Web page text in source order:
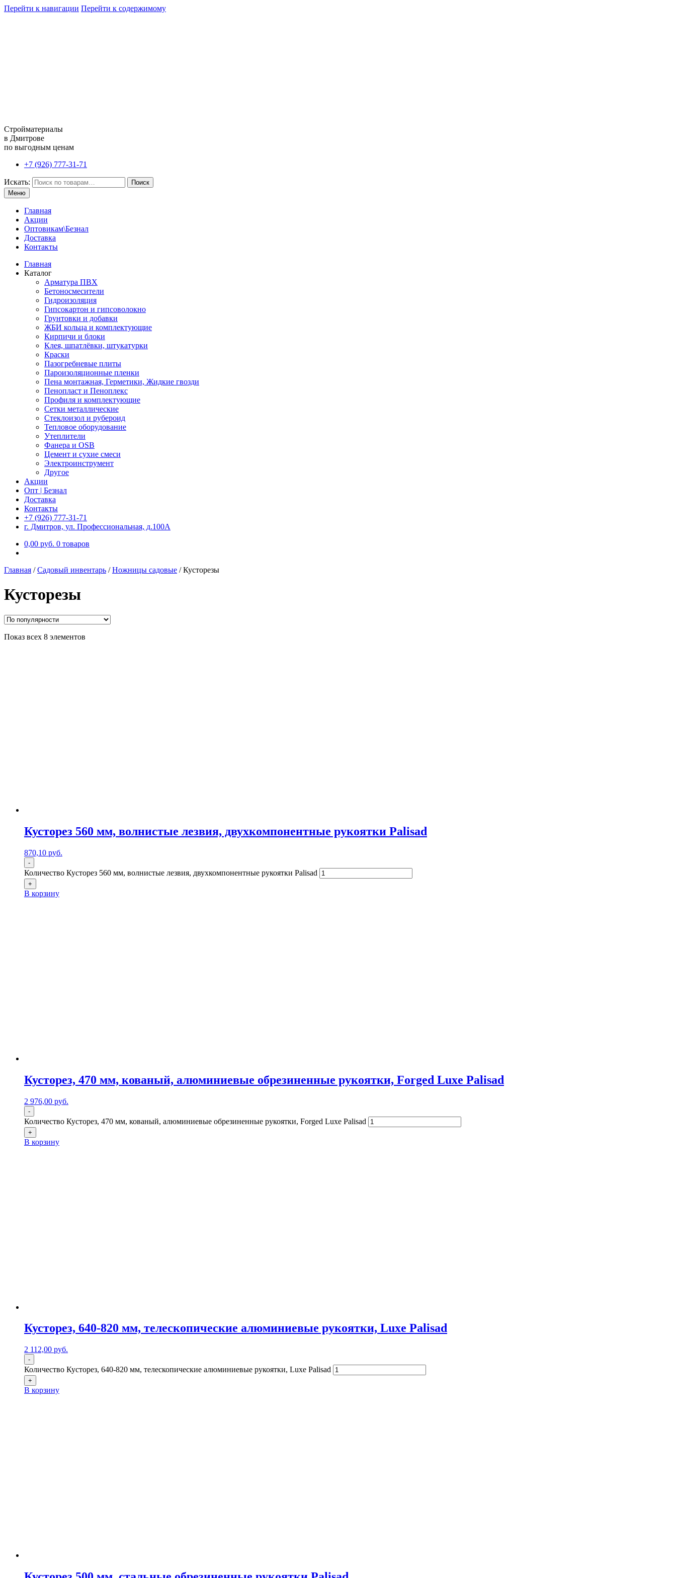
Перейти к навигации Перейти к содержимому
Стройматериалы
в Дмитрове
по выгодным ценам
+7 (926) 777-31-71
Искать:
Поиск
Меню
Главная
Акции
Оптовикам\Безнал
Доставка
Контакты
Главная
Каталог
Арматура ПВХ
Бетоносмесители
Гидроизоляция
Гипсокартон и гипсоволокно
Грунтовки и добавки
ЖБИ кольца и комплектующие
Кирпичи и блоки
Клея, шпатлёвки, штукатурки
Краски
Пазогребневые плиты
Пароизоляционные пленки
Пена монтажная, Герметики, Жидкие гвозди
Пенопласт и Пеноплекс
Профиля и комплектующие
Сетки металлические
Стеклоизол и рубероид
Тепловое оборудование
Утеплители
Фанера и OSB
Цемент и сухие смеси
Электроинструмент
Другое
Акции
Опт | Безнал
Доставка
Контакты
+7 (926) 777-31-71
г. Дмитров, ул. Профессиональная, д.100А
0,00 руб. 0 товаров
Главная /Садовый инвентарь /Ножницы садовые /Кусторезы
Кусторезы
Показ всех 8 элементов
Кусторез 560 мм, волнистые лезвия, двухкомпонентные рукоятки Palisad
870,10 руб.
-
Количество Кусторез 560 мм, волнистые лезвия, двухкомпонентные рукоятки Palisad
+
В корзину
Кусторез, 470 мм, кованый, алюминиевые обрезиненные рукоятки, Forged Luxe Palisad
2 976,00 руб.
-
Количество Кусторез, 470 мм, кованый, алюминиевые обрезиненные рукоятки, Forged Luxe Palisad
+
В корзину
Кусторез, 640-820 мм, телескопические алюминиевые рукоятки, Luxe Palisad
2 112,00 руб.
-
Количество Кусторез, 640-820 мм, телескопические алюминиевые рукоятки, Luxe Palisad
+
В корзину